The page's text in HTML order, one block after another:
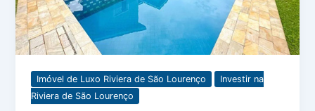
Imóvel de Luxo Riviera de São Lourenço
Investir na
Riviera de São Lourenço